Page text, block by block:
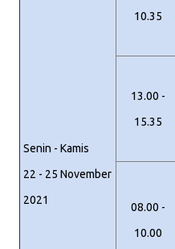
Senin - Kamis
22 - 25 November
2021
10.35
13.00 -
15.35
08.00 -
10.00